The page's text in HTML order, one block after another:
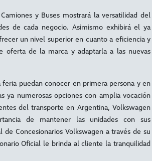
y Buses mostrará la versatilidad del
de cada negocio. Asimismo exhibirá el ya
un nivel superior en cuanto a eficiencia y
oferta de la marca y adaptarla a las nuevas
puedan conocer en primera persona y en
numerosas opciones con amplia vocación
del transporte en Argentina, Volkswagen
de mantener las unidades con sus
Concesionarios Volkswagen a través de su
Oficial le brinda al cliente la tranquilidad